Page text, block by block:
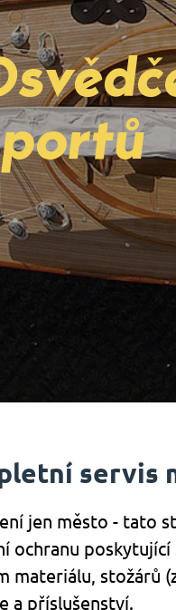
servis
jen město - tato
ochranu
materiálu, stožárů
a příslušenství.